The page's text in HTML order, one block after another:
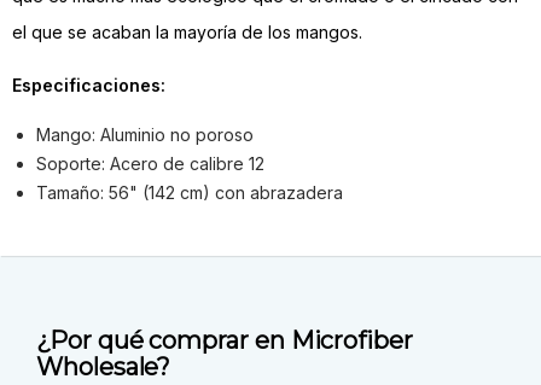
el que se acaban la mayoría de los mangos.
Especificaciones:
Mango: Aluminio no poroso
Soporte: Acero de calibre 12
Tamaño: 56" (142 cm) con abrazadera
¿Por qué comprar en Microfiber
Wholesale?